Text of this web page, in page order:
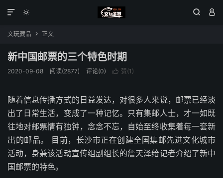
  

文玩藏品  正文
新中国邮票的三个特色时期
2020-09-08 阅读(2877) 评论(0)  赞(1 )
随着信息传播方式的日益发达，对很多人来说，邮票已经淡
出了日常生活，变成了一种记忆。只有集邮人士，才一如既
往地对邮票情有独钟，念念不忘，自始至终收集着每一套新
出的邮品。 目前，长沙市正在创建全国集邮先进文化城市
活动，身兼该活动宣传组副组长的詹天泽给记者介绍了新中
国邮票的特色。